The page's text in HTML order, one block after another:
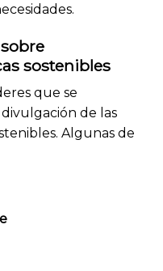
sostenibles
que se
divulgación de las
Algunas de